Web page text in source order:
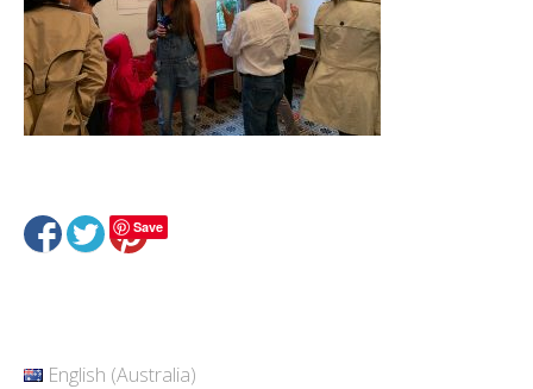
Save
English (Australia)